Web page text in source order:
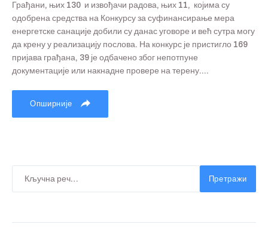
Грађани, њих 130 и извођачи радова, њих 11, којима су
одобрена средства на Конкурсу за суфинансирање мера
енергетске санације добили су данас уговоре и већ сутра могу
да крену у реализацију послова. На конкурс је пристигло 169
пријава грађана, 39 је одбачено због непотпуне
документације или накнадне провере на терену....
Опширније
Претражи